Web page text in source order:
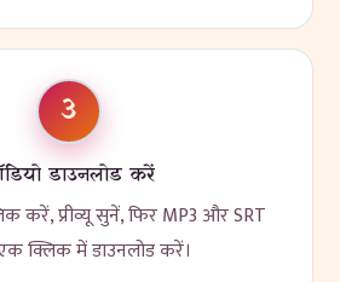
3
डाउनलोड करें
करें, प्रीव्यू सुनें, फिर MP3 और SRT
क्लिक में डाउनलोड करें।